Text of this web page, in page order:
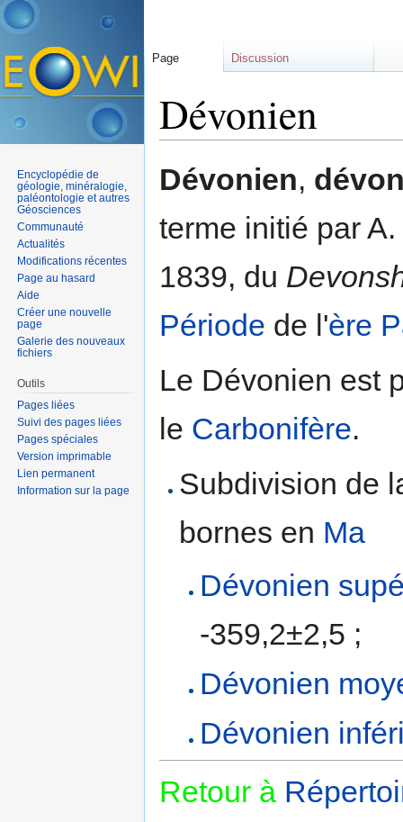
Dévonien
Dévonien,
terme initié par A.
1839, du
Période de l'ère
Le Dévonien est
le Carbonifère.
Subdivision de
bornes en Ma
Dévonien
-359,2±2,5 ;
Dévonien
Dévonien
Retour à
Page Discussion
Encyclopédie de
géologie, minéralogie,
paléontologie et autres
Géosciences
Communauté
Actualités
Modifications récentes
Page au hasard
Aide
Créer une nouvelle
page
Galerie des nouveaux
fichiers
Outils
Pages liées
Suivi des pages liées
Pages spéciales
Version imprimable
Lien permanent
Information sur la page